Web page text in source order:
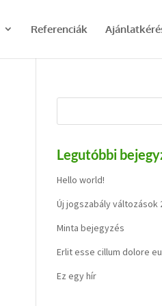
Referenciák
Legutóbbi
Hello world!
Új jogszabály változások
Minta bejegyzés
Erlit esse cillum dolore
Ez egy hír